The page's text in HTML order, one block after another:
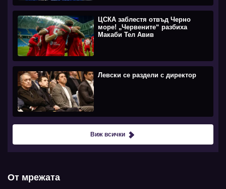
ЦСКА заблестя отвъд Черно
море! „Червените“ разбиха
Макаби Тел Авив
Левски се раздели с директор
Виж всички
От мрежата